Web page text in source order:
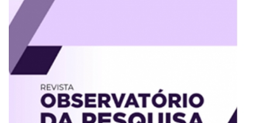
CURSOS
BACHARELADOS